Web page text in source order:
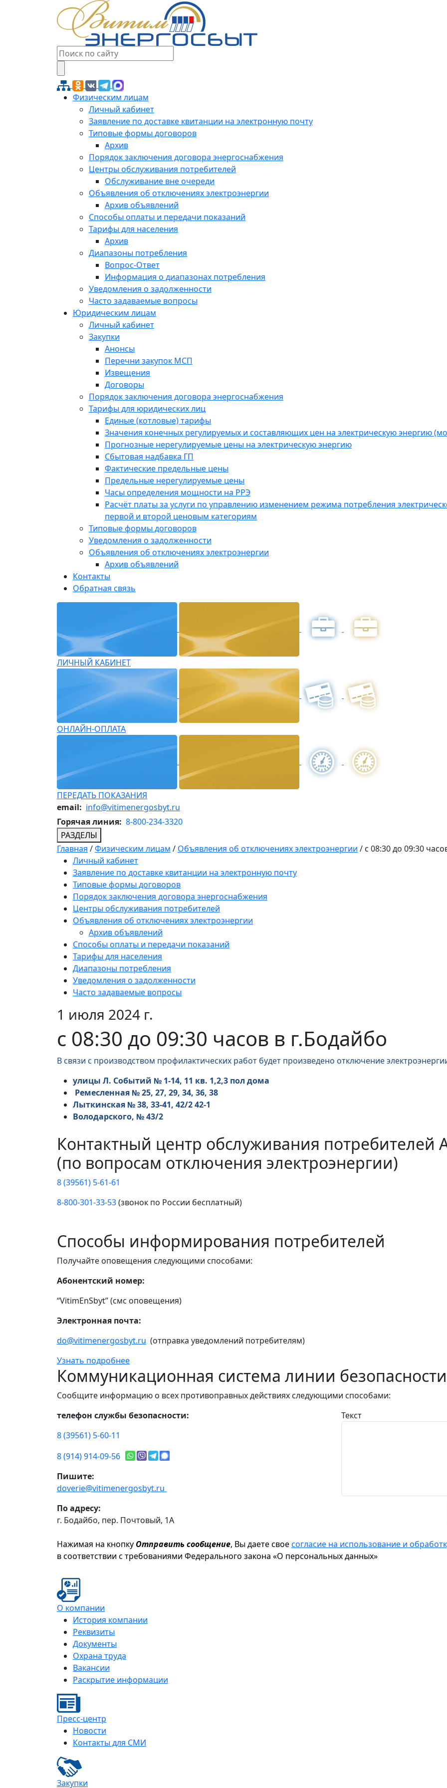
Физическим лицам
Личный кабинет
Заявление по доставке квитанции на электронную почту
Типовые формы договоров
Архив
Порядок заключения договора энергоснабжения
Центры обслуживания потребителей
Обслуживание вне очереди
Объявления об отключениях электроэнергии
Архив объявлений
Способы оплаты и передачи показаний
Тарифы для населения
Архив
Диапазоны потребления
Вопрос-Ответ
Информация о диапазонах потребления
Уведомления о задолженности
Часто задаваемые вопросы
Юридическим лицам
Личный кабинет
Закупки
Анонсы
Перечни закупок МСП
Извещения
Договоры
Порядок заключения договора энергоснабжения
Тарифы для юридических лиц
Единые (котловые) тарифы
Значения конечных регулируемых и составляющих цен на электрическую энергию
Прогнозные нерегулируемые цены на электрическую энергию
Сбытовая надбавка ГП
Фактические предельные цены
Предельные нерегулируемые цены
Часы определения мощности на РРЭ
Расчёт платы за услуги по управлению изменением режима потребления
первой и второй ценовым категориям
Типовые формы договоров
Уведомления о задолженности
Объявления об отключениях электроэнергии
Архив объявлений
Контакты
Обратная связь
ЛИЧНЫЙ КАБИНЕТ
ОНЛАЙН-ОПЛАТА
ПЕРЕДАТЬ ПОКАЗАНИЯ
email: info@vitimenergosbyt.ru
Горячая линия: 8-800-234-3320
РАЗДЕЛЫ
Главная /Физическим лицам / Объявления об отключениях электроэнергии / с 08:30 до 09:30
Личный кабинет
Заявление по доставке квитанции на электронную почту
Типовые формы договоров
Порядок заключения договора энергоснабжения
Центры обслуживания потребителей
Объявления об отключениях электроэнергии
Архив объявлений
Способы оплаты и передачи показаний
Тарифы для населения
Диапазоны потребления
Уведомления о задолженности
Часто задаваемые вопросы
1 июля 2024 г.
с 08:30 до 09:30 часов в г.Бодайбо
В связи с производством профилактических работ будет произведено отключение
улицы Л. Событий № 1-14, 11 кв. 1,2,3 пол дома
Ремесленная № 25, 27, 29, 34, 36, 38
Лыткинская № 38, 33-41, 42/2 42-1
Володарского, № 43/2
Контактный центр обслуживания потребителей
(по вопросам отключения электроэнергии)
8 (39561) 5-61-61
8-800-301-33-53(звонок по России бесплатный)
Способы информирования потребителей
Получайте оповещения следующими способами:
Абонентский номер:
“VitimEnSbyt” (смс оповещения)
Электронная почта:
do@vitimenergosbyt.ru (отправка уведомлений потребителям)
Узнать подробнее
Коммуникационная система линии безопасности
Сообщите информацию о всех противоправных действиях следующими способами:
телефон службы безопасности:
8 (39561) 5-60-11
8 (914) 914-09-56
Пишите:
doverie@vitimenergosbyt.ru
По адресу:
г. Бодайбо, пер. Почтовый, 1А
Текст
Нажимая на кнопку Отправить сообщение, Вы даете своесогласие на использование и
в соответствии с требованиями Федерального закона «О персональных данных»
О компании
История компании
Реквизиты
Документы
Охрана труда
Вакансии
Раскрытие информации
Пресс-центр
Новости
Контакты для СМИ
Закупки